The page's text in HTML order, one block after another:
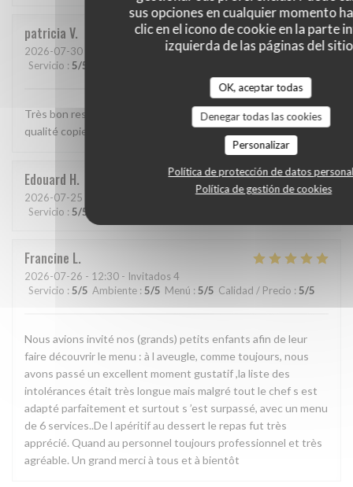
sus opciones en cualquier momento
clic en el icono de cookie en la parte
izquierda de las páginas del
OK, aceptar todas
Denegar todas las cookies
Personalizar
Política de protección de datos
Política de gestión de cookies
patricia V
2026-07-30 - 12:15 - Invitados 2
Servicio : 5/5
Très bon restaurant, bon accueil, service rapide, plats de
qualité copieux et bien présentés.
Edouard H
2026-07-25
Servicio : 5/5
Francine L
2026-07-26 - 12:30 - Invitados 4
Servicio : 5/5 Ambiente : 5/5 Menú : 5/5 Calidad / Precio : 5/5
Nous avions invité nos (grands) petits enfants afin de leur
faire découvrir le menu : à l aveugle, comme toujours, nous
avons passé un excellent moment gustatif ,la liste des
intolérances était très longue mais malgré tout le chef s est
adapté parfaitement et surtout s ’est surpassé, avec un menu
de 6 services..De l apéritif au dessert le repas fut très
apprécié. Quand au personnel toujours professionnel et très
agréable. Un grand merci à tous et à bientôt